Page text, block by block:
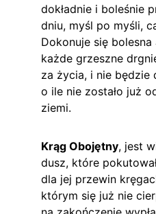
dokładnie i boleśnie
dniu, myśl po myśli,
Dokonuje się
każde grzeszne
za życia, i nie będzie
o ile nie zostało już
ziemi.
Krąg Obojętny, jest
dusz, które
dla jej przewin
którym się już nie